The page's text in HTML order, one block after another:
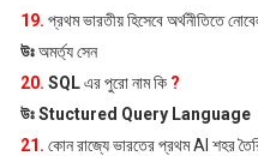
19. প্রথম ভারতীয় হিসেবে অর্থনীতিতে
উঃঅমর্ত্য সেন
20. SQLএর পুরো নাম কি ?
উঃStuctured Query Language
21. কোন রাজ্যে ভারতের প্রথম AI শহর